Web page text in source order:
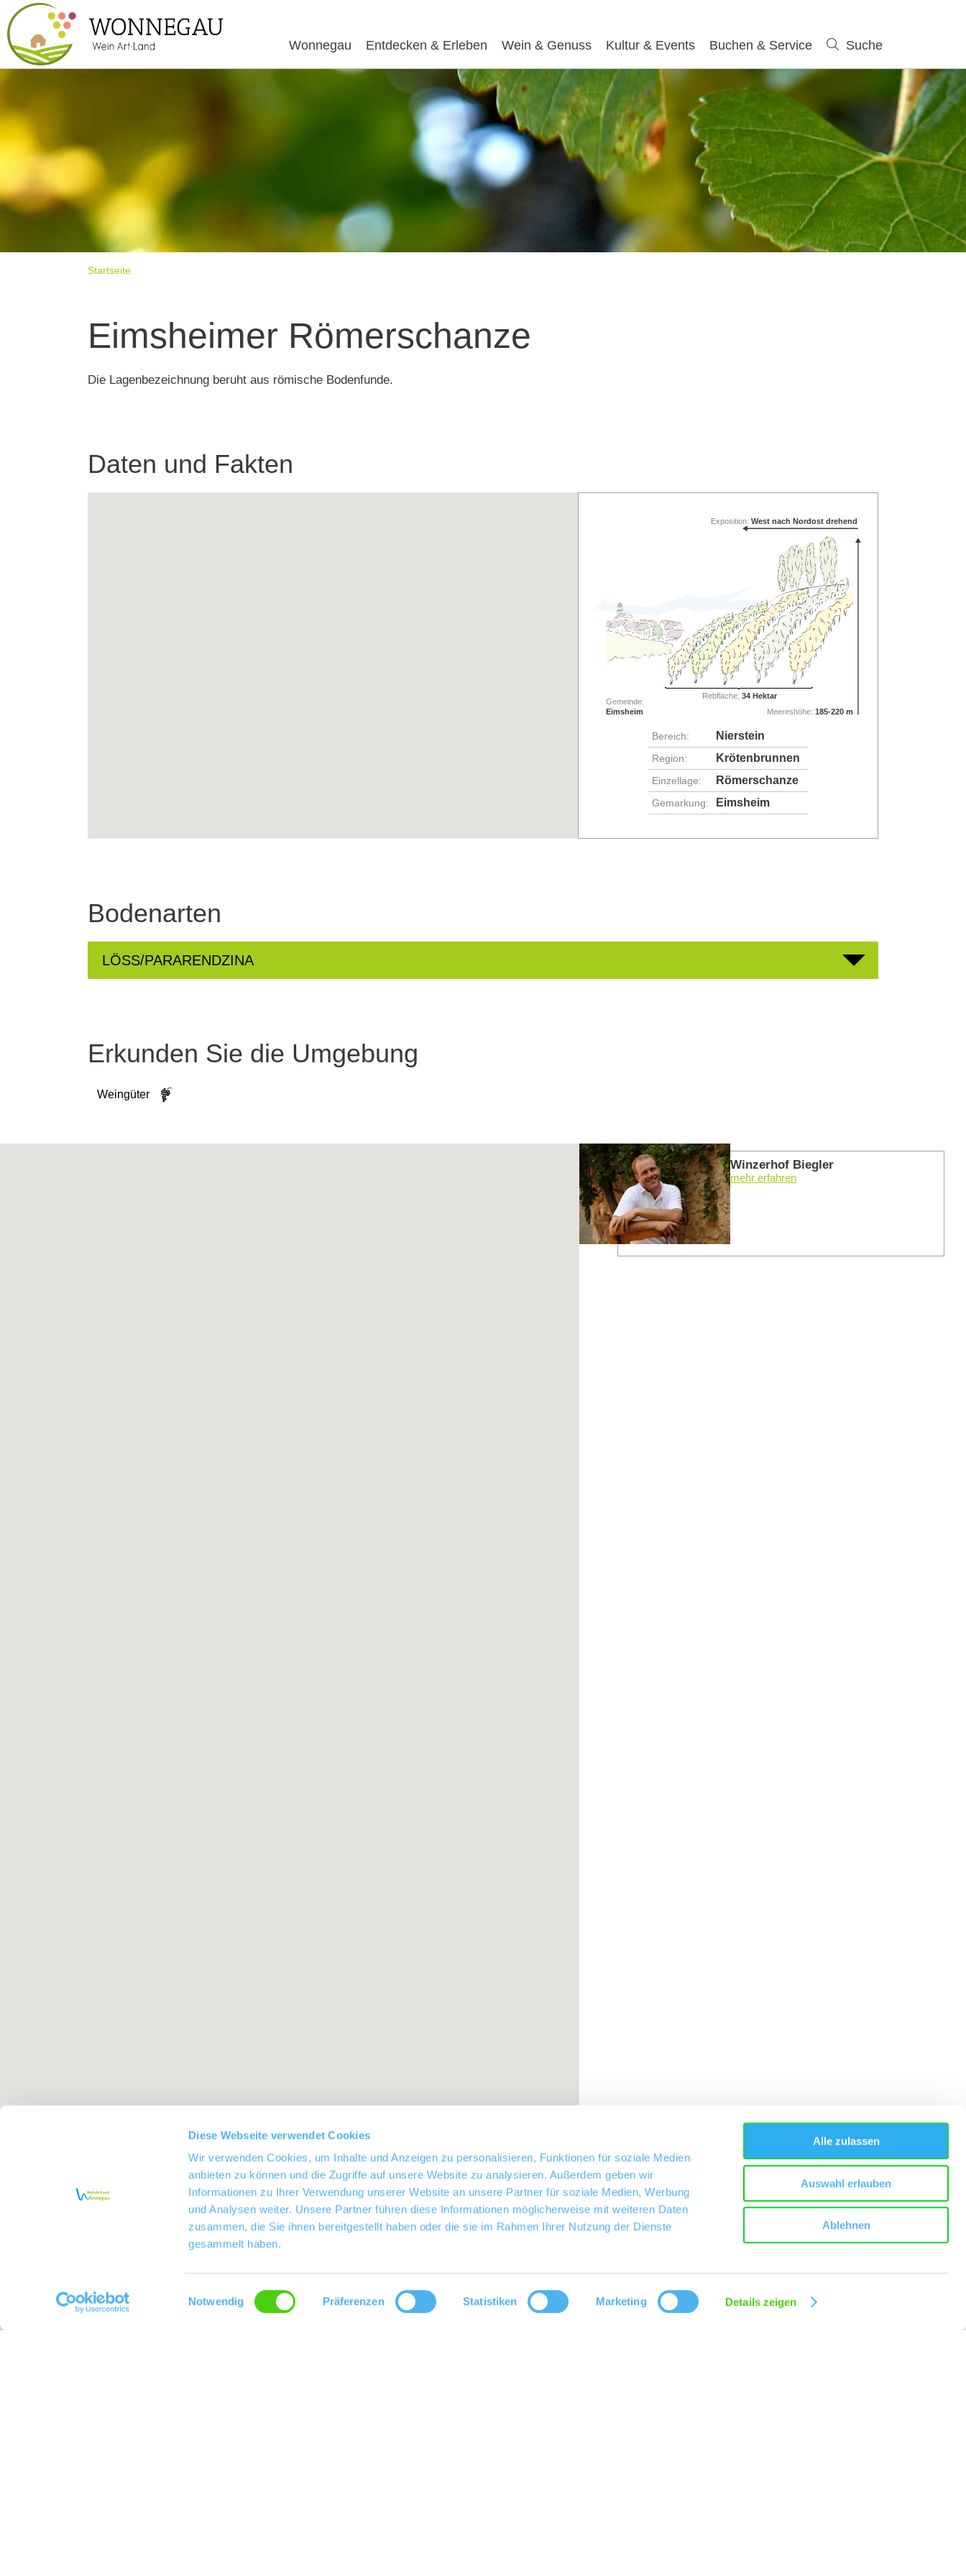
Diese Webseite verwendet Cookies
Wir verwenden Cookies, um Inhalte und Anzeigen zu personalisieren, Funktionen für soziale Medien
anbieten zu können und die Zugriffe auf unsere Website zu analysieren. Außerdem geben wir
Informationen zu Ihrer Verwendung unserer Website an unsere Partner für soziale Medien, Werbung
und Analysen weiter. Unsere Partner führen diese Informationen möglicherweise mit weiteren Daten
zusammen, die Sie ihnen bereitgestellt haben oder die sie im Rahmen Ihrer Nutzung der Dienste
gesammelt haben.
Einwilligungsauswahl
Notwendig Präferenzen Statistiken Marketing Details zeigen
Alle zulassen
Auswahl erlauben
Ablehnen
Wonnegau Entdecken & Erleben Wein & Genuss Kultur & Events Buchen & Service Suche
Startseite
Eimsheimer Römerschanze
Die Lagenbezeichnung beruht aus römische Bodenfunde.
Daten und Fakten
Rebfläche: 34 Hektar
Gemeinde:
Eimsheim Meereshöhe:185-220 m
Exposition:West nach Nordost drehend
Bereich: Nierstein
Region: Krötenbrunnen
Einzellage: Römerschanze
Gemarkung: Eimsheim
Bodenarten
LÖSS/PARARENDZINA
Erkunden Sie die Umgebung
Weingüter
Winzerhof Biegler
mehr erfahren